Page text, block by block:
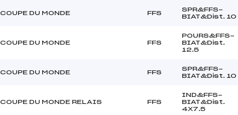
COUPE DU MONDE FFS
SPR&FFS-
BIAT&Dist. 10
COUPE DU MONDE FFS
POURS&FFS-
BIAT&Dist.
12.5
COUPE DU MONDE FFS
SPR&FFS-
BIAT&Dist. 10
COUPE DU MONDE RELAIS FFS
IND&FFS-
BIAT&Dist.
4X7.5